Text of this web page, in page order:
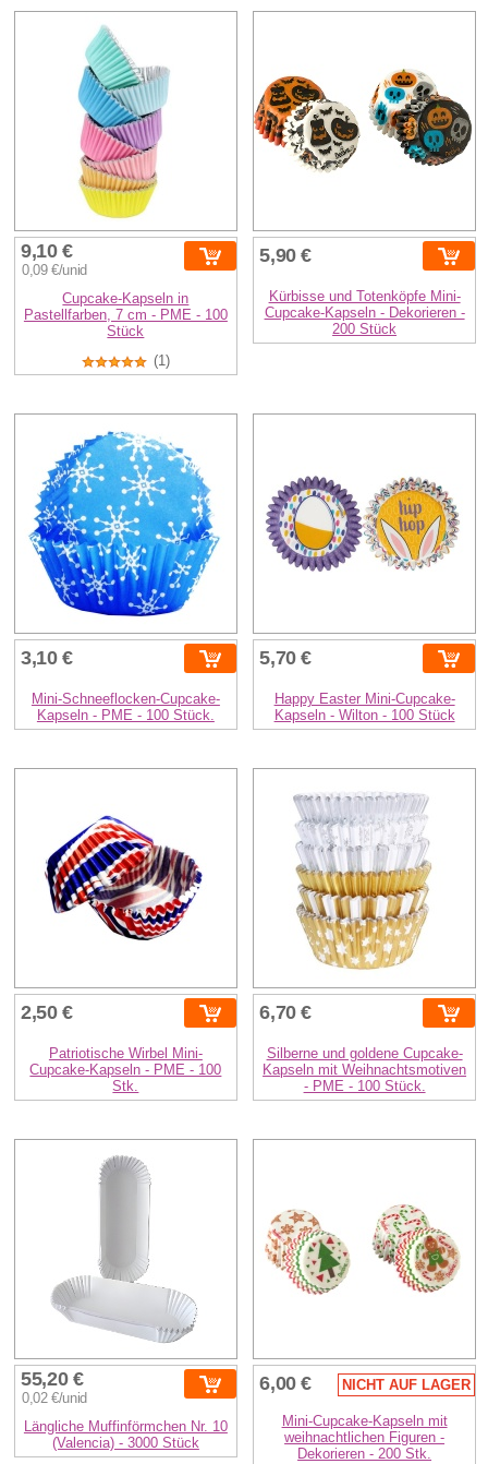
9,10 €
0,09 €/unid
Cupcake-Kapseln in
Pastellfarben, 7 cm - PME - 100
Stück
(1)
5,90 €
Kürbisse und Totenköpfe Mini-
Cupcake-Kapseln - Dekorieren -
200 Stück
3,10 €
Mini-Schneeflocken-Cupcake-
Kapseln - PME - 100 Stück.
5,70 €
Happy Easter Mini-Cupcake-
Kapseln - Wilton - 100 Stück
2,50 €
Patriotische Wirbel Mini-
Cupcake-Kapseln - PME - 100
Stk.
6,70 €
Silberne und goldene Cupcake-
Kapseln mit Weihnachtsmotiven
- PME - 100 Stück.
55,20 €
0,02 €/unid
Längliche Muffinförmchen Nr. 10
(Valencia) - 3000 Stück
6,00 € NICHT AUF LAGER
Mini-Cupcake-Kapseln mit
weihnachtlichen Figuren -
Dekorieren - 200 Stk.